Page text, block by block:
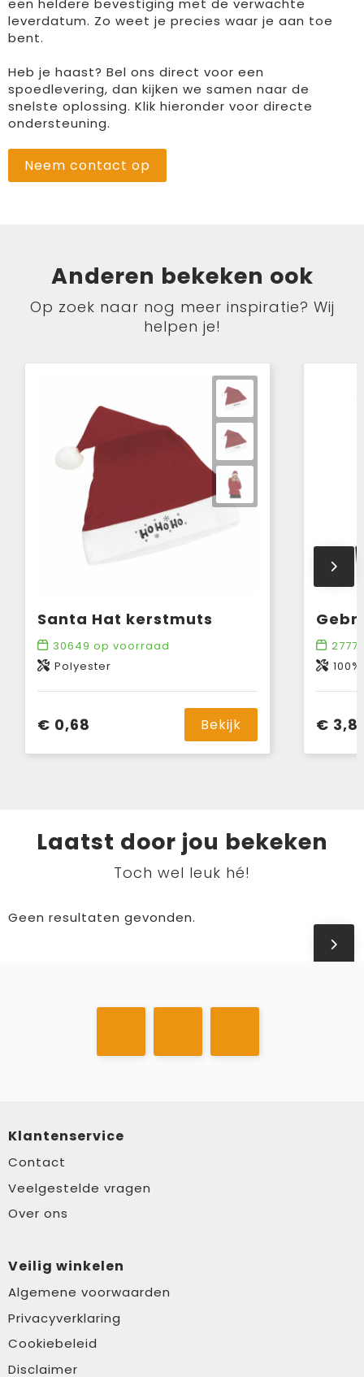
een heldere bevestiging met de verwachte
leverdatum. Zo weet je precies waar je aan toe
bent.
Heb je haast? Bel ons direct voor een
spoedlevering, dan kijken we samen naar de
snelste oplossing. Klik hieronder voor directe
ondersteuning.
Neem contact op
Anderen bekeken ook
Op zoek naar nog meer inspiratie? Wij
helpen je!
Santa Hat kerstmuts
30649 op voorraad
Polyester
€ 0,68 Bekijk
2777
€
Laatst door jou bekeken
Toch wel leuk hé!
Geen resultaten gevonden.
Klantenservice
Contact
Veelgestelde vragen
Over ons
Veilig winkelen
Algemene voorwaarden
Privacyverklaring
Cookiebeleid
Disclaimer